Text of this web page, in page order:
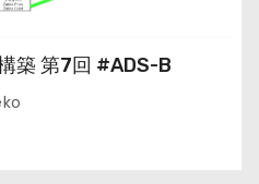
築 第7回 #ADS-B